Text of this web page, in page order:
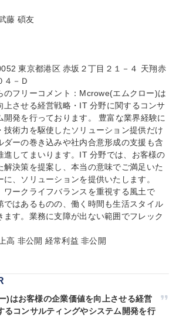
藤 碩友
東京都港区 赤坂２丁目２１－４ 天翔赤
４－Ｄ
のフリーコメント：Mcrowe(エムクロー)は
上させる経営戦略・IT 分野に関するコンサ
開発を行っております。 豊富な業界経験に
技術力を駆使したソリューション提供だけ
ダーの巻き込みや社内合意形成の支援も含
進してまいります。IT 分野では、お客様の
解決策を提案し、本当の意味でご満足いた
、ソリューションを提供いたします。
ワークライフバランスを重視する風土で
ではあるものの、働く時間も生活スタイル
ます。業務に支障が出ない範囲でフレック
高 非公開 経常利益 非公開
)はお客様の企業価値を向上させる経営
るコンサルティングやシステム開発を行